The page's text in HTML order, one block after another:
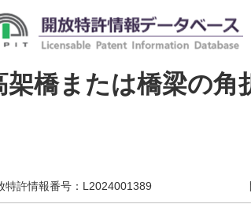
架橋または橋梁の角
特許情報番号： L2024001389